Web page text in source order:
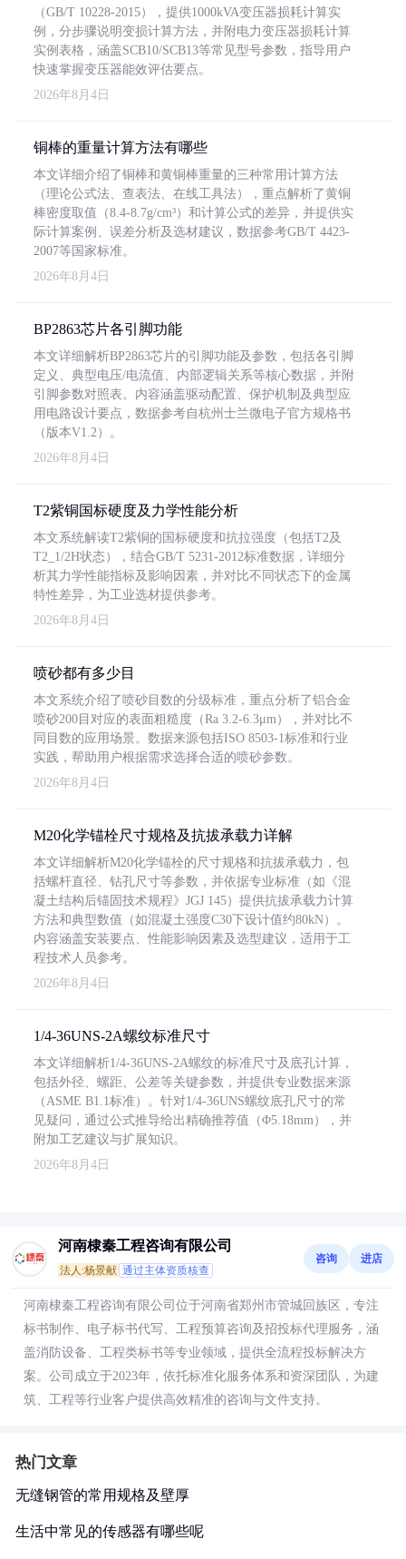
（GB/T 10228-2015），提供1000kVA变压器损耗计算实
例，分步骤说明变损计算方法，并附电力变压器损耗计算
实例表格，涵盖SCB10/SCB13等常见型号参数，指导用户
快速掌握变压器能效评估要点。
2026年8月4日
铜棒的重量计算方法有哪些
本文详细介绍了铜棒和黄铜棒重量的三种常用计算方法
（理论公式法、查表法、在线工具法），重点解析了黄铜
棒密度取值（8.4-8.7g/cm³）和计算公式的差异，并提供实
际计算案例、误差分析及选材建议，数据参考GB/T 4423-
2007等国家标准。
2026年8月4日
BP2863芯片各引脚功能
本文详细解析BP2863芯片的引脚功能及参数，包括各引脚
定义、典型电压/电流值、内部逻辑关系等核心数据，并附
引脚参数对照表。内容涵盖驱动配置、保护机制及典型应
用电路设计要点，数据参考自杭州士兰微电子官方规格书
（版本V1.2）。
2026年8月4日
T2紫铜国标硬度及力学性能分析
本文系统解读T2紫铜的国标硬度和抗拉强度（包括T2及
T2_1/2H状态），结合GB/T 5231-2012标准数据，详细分
析其力学性能指标及影响因素，并对比不同状态下的金属
特性差异，为工业选材提供参考。
2026年8月4日
喷砂都有多少目
本文系统介绍了喷砂目数的分级标准，重点分析了铝合金
喷砂200目对应的表面粗糙度（Ra 3.2-6.3μm），并对比不
同目数的应用场景。数据来源包括ISO 8503-1标准和行业
实践，帮助用户根据需求选择合适的喷砂参数。
2026年8月4日
M20化学锚栓尺寸规格及抗拔承载力详解
本文详细解析M20化学锚栓的尺寸规格和抗拔承载力，包
括螺杆直径、钻孔尺寸等参数，并依据专业标准（如《混
凝土结构后锚固技术规程》JGJ 145）提供抗拔承载力计算
方法和典型数值（如混凝土强度C30下设计值约80kN）。
内容涵盖安装要点、性能影响因素及选型建议，适用于工
程技术人员参考。
2026年8月4日
1/4-36UNS-2A螺纹标准尺寸
本文详细解析1/4-36UNS-2A螺纹的标准尺寸及底孔计算，
包括外径、螺距、公差等关键参数，并提供专业数据来源
（ASME B1.1标准）。针对1/4-36UNS螺纹底孔尺寸的常
见疑问，通过公式推导给出精确推荐值（Φ5.18mm），并
附加工艺建议与扩展知识。
2026年8月4日
河南棣秦工程咨询有限公司
法人:杨景献 通过主体资质核查
咨询 进店
河南棣秦工程咨询有限公司位于河南省郑州市管城回族区，专注
标书制作、电子标书代写、工程预算咨询及招投标代理服务，涵
盖消防设备、工程类标书等专业领域，提供全流程投标解决方
案。公司成立于2023年，依托标准化服务体系和资深团队，为建
筑、工程等行业客户提供高效精准的咨询与文件支持。
热门文章
无缝钢管的常用规格及壁厚
生活中常见的传感器有哪些呢